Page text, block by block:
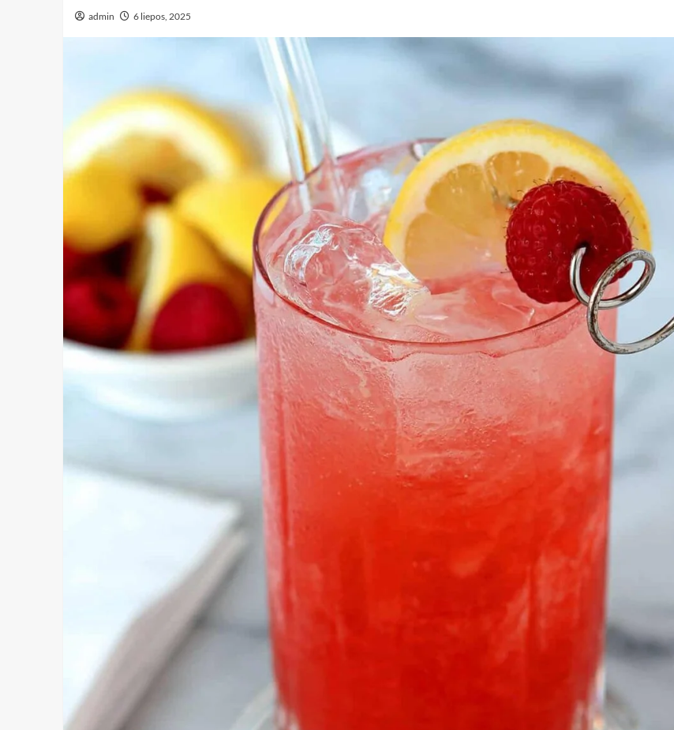
admin 6 liepos, 2025